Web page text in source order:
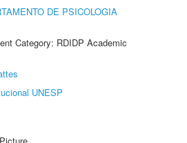
DE PSICOLOGIA
Category: RDIDP Academic
UNESP